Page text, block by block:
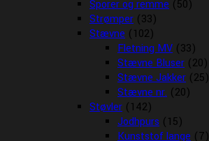
Sporer og remme (50)
Strømper (33)
Stævne (102)
Fletning MV (33)
Stævne Bluser (20)
Stævne Jakker (25)
Stævne nr. (20)
Støvler (142)
Jodhpurs (15)
Kunststof lange (7)